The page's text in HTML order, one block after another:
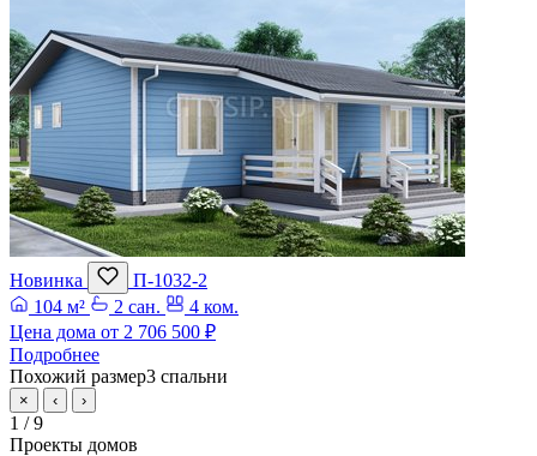
Новинка
П-1032-2
104 м²
2 сан.
4 ком.
Цена дома от 2 706 500 ₽
Подробнее
Похожий размер3 спальни
× ‹ ›
1 / 9
Проекты домов